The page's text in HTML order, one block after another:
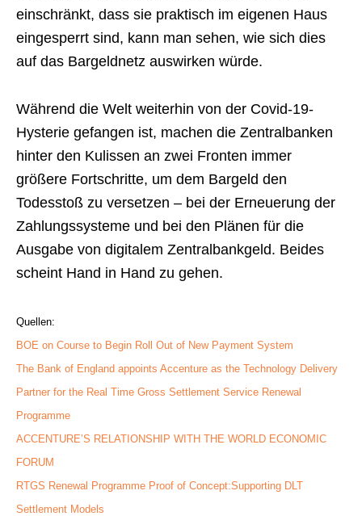
einschränkt, dass sie praktisch im eigenen Haus
eingesperrt sind, kann man sehen, wie sich dies
auf das Bargeldnetz auswirken würde.
Während die Welt weiterhin von der Covid-19-
Hysterie gefangen ist, machen die Zentralbanken
hinter den Kulissen an zwei Fronten immer
größere Fortschritte, um dem Bargeld den
Todesstoß zu versetzen – bei der Erneuerung der
Zahlungssysteme und bei den Plänen für die
Ausgabe von digitalem Zentralbankgeld. Beides
scheint Hand in Hand zu gehen.
Quellen:
BOE on Course to Begin Roll Out of New Payment System
The Bank of England appoints Accenture as the Technology Delivery
Partner for the Real Time Gross Settlement Service Renewal
Programme
ACCENTURE’S RELATIONSHIP WITH THE WORLD ECONOMIC
FORUM
RTGS Renewal Programme Proof of Concept:Supporting DLT
Settlement Models